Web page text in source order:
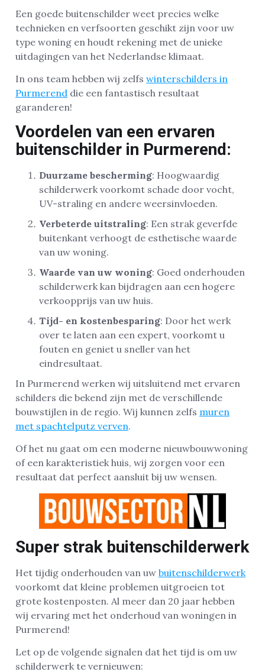
Een goede buitenschilder weet precies welke
technieken en verfsoorten geschikt zijn voor uw
type woning en houdt rekening met de unieke
uitdagingen van het Nederlandse klimaat.
In ons team hebben wij zelfs winterschilders in
Purmerend die een fantastisch resultaat
garanderen!
Voordelen van een ervaren
buitenschilder in Purmerend:
Duurzame bescherming: Hoogwaardig
schilderwerk voorkomt schade door vocht,
UV-straling en andere weersinvloeden.
Verbeterde uitstraling: Een strak geverfde
buitenkant verhoogt de esthetische waarde
van uw woning.
Waarde van uw woning: Goed onderhouden
schilderwerk kan bijdragen aan een hogere
verkoopprijs van uw huis.
Tijd- en kostenbesparing: Door het werk
over te laten aan een expert, voorkomt u
fouten en geniet u sneller van het
eindresultaat.
In Purmerend werken wij uitsluitend met ervaren
schilders die bekend zijn met de verschillende
bouwstijlen in de regio. Wij kunnen zelfs muren
met spachtelputz verven.
Of het nu gaat om een moderne nieuwbouwwoning
of een karakteristiek huis, wij zorgen voor een
resultaat dat perfect aansluit bij uw wensen.
Super strak buitenschilderwerk
Het tijdig onderhouden van uw buitenschilderwerk
voorkomt dat kleine problemen uitgroeien tot
grote kostenposten. Al meer dan 20 jaar hebben
wij ervaring met het onderhoud van woningen in
Purmerend!
Let op de volgende signalen dat het tijd is om uw
schilderwerk te vernieuwen: